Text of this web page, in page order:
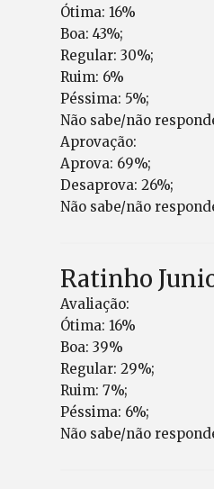
Ótima: 16%
Boa: 43%;
Regular: 30%;
Ruim: 6%
Péssima: 5%;
Não sabe/não
Aprovação:
Aprova: 69%;
Desaprova: 26%;
Não sabe/não
Ratinho
Avaliação:
Ótima: 16%
Boa: 39%
Regular: 29%;
Ruim: 7%;
Péssima: 6%;
Não sabe/não